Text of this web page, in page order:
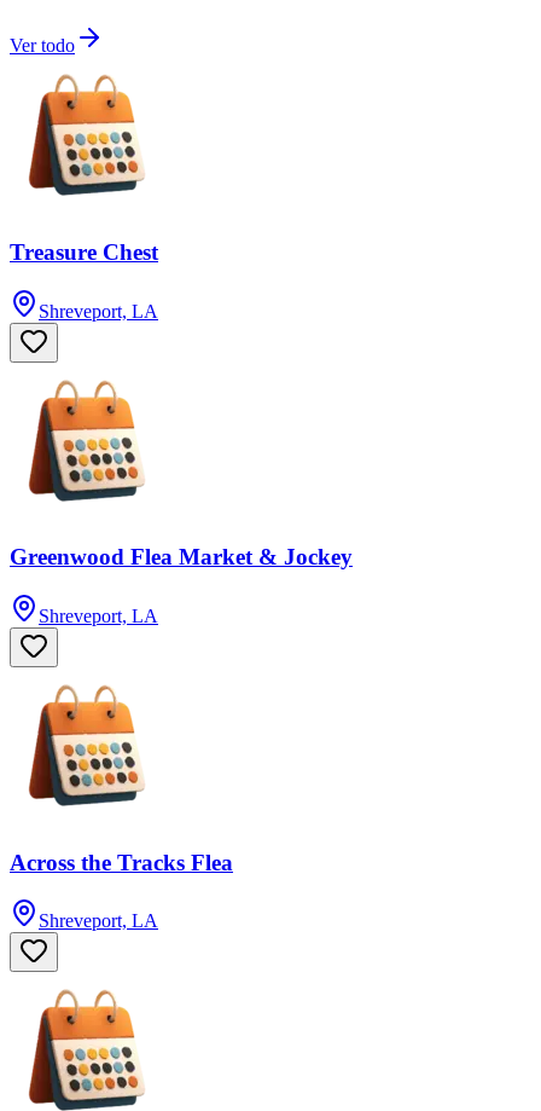
Ver todo
Treasure Chest
Shreveport, LA
Greenwood Flea Market & Jockey
Shreveport, LA
Across the Tracks Flea
Shreveport, LA